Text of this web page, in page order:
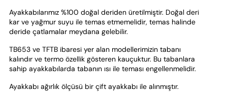
Ayakkabılarımız %100 doğal deriden üretilmiştir. Doğal deri
kar ve yağmur suyu ile temas etmemelidir, temas halinde
deride çatlamalar meydana gelebilir.
TB653 ve TFTB ibaresi yer alan modellerimizin tabanı
kalındır ve termo özellik gösteren kauçuktur. Bu tabanlara
sahip ayakkabılarda tabanın ısı ile teması engellenmelidir.
Ayakkabı ağırlık ölçüsü bir çift ayakkabı ile alınmıştır.